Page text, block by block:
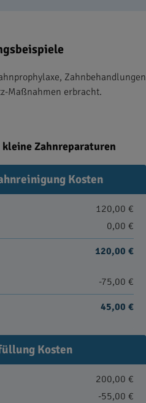
Zahnbehandlungen
Maßnahmen erbracht.
Zahnreparaturen
Kosten
120,00 €
0,00 €
120,00 €
-75,00 €
45,00 €
Kosten
200,00 €
-55,00 €